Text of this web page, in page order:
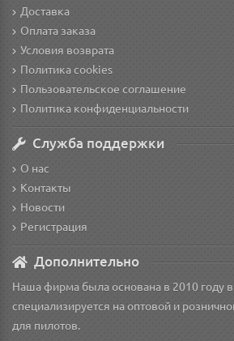
Доставка
Оплата заказа
Условия возврата
Политика cookies
Пользовательское соглашение
Политика конфиденциальности
Служба поддержки
О нас
Контакты
Новости
Регистрация
Дополнительно
Наша фирма была основана в 2010 году
специализируется на оптовой и
для пилотов.